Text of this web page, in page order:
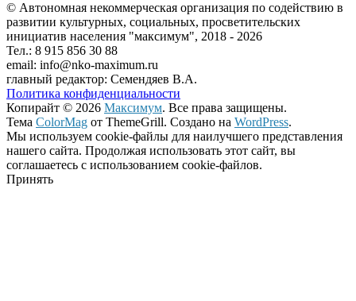
© Автономная некоммерческая организация по содействию в
развитии культурных, социальных, просветительских
инициатив населения "максимум", 2018 - 2026
Тел.: 8 915 856 30 88
email: info@nko-maximum.ru
главный редактор: Семендяев В.А.
Политика конфиденциальности
Копирайт © 2026 Максимум. Все права защищены.
Тема ColorMag от ThemeGrill. Создано на WordPress.
Мы используем cookie-файлы для наилучшего представления
нашего сайта. Продолжая использовать этот сайт, вы
соглашаетесь с использованием cookie-файлов.
Принять